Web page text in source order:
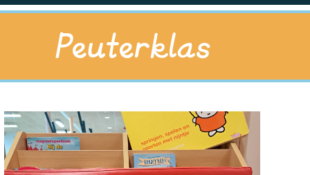
Peuterklas